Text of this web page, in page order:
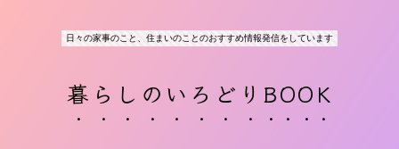
日々の家事のこと、住まいのことのおすすめ情報発信をしています
暮らしのいろどりBOOK